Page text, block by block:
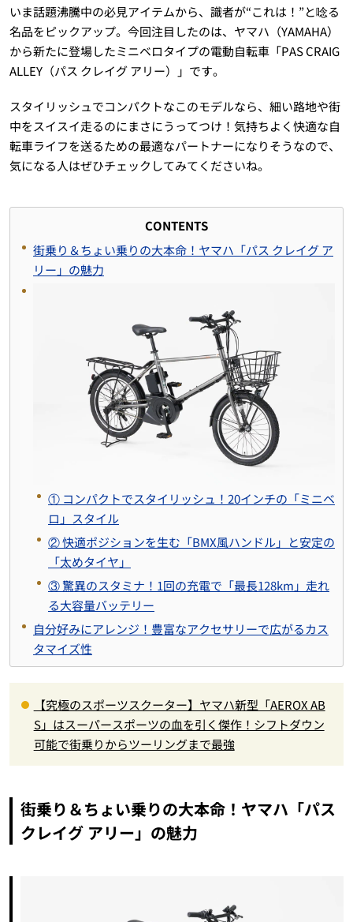
いま話題沸騰中の必見アイテムから、識者が“これは！”と唸る
名品をピックアップ。今回注目したのは、ヤマハ（YAMAHA）
から新たに登場したミニベロタイプの電動自転車「PAS CRAIG
ALLEY（パス クレイグ アリー）」です。
スタイリッシュでコンパクトなこのモデルなら、細い路地や街
中をスイスイ走るのにまさにうってつけ！気持ちよく快適な自
転車ライフを送るための最適なパートナーになりそうなので、
気になる人はぜひチェックしてみてくださいね。
CONTENTS
街乗り＆ちょい乗りの大本命！ヤマハ「パス クレイグ ア
リー」の魅力
① コンパクトでスタイリッシュ！20インチの「ミニベ
ロ」スタイル
② 快適ポジションを生む「BMX風ハンドル」と安定の
「太めタイヤ」
③ 驚異のスタミナ！1回の充電で「最長128km」走れ
る大容量バッテリー
自分好みにアレンジ！豊富なアクセサリーで広がるカス
タマイズ性
【究極のスポーツスクーター】ヤマハ新型「AEROX AB
S」はスーパースポーツの血を引く傑作！シフトダウン
可能で街乗りからツーリングまで最強
街乗り＆ちょい乗りの大本命！ヤマハ「パス
クレイグ アリー」の魅力